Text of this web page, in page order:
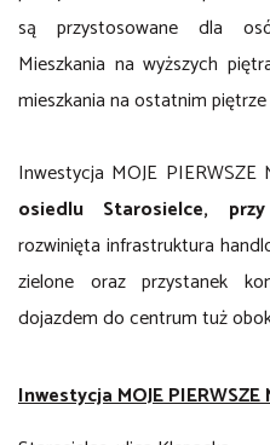
są przystosowane dla
Mieszkania na wyższych
mieszkania na ostatnim
Inwestycja MOJE
osiedlu Starosielce,
rozwinięta infrastruktura
zielone oraz przystanek
dojazdem do centrum tuż
Inwestycja MOJE